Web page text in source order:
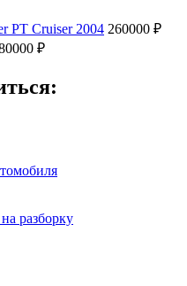
PT Cruiser 2004 260000 ₽
₽
разборку